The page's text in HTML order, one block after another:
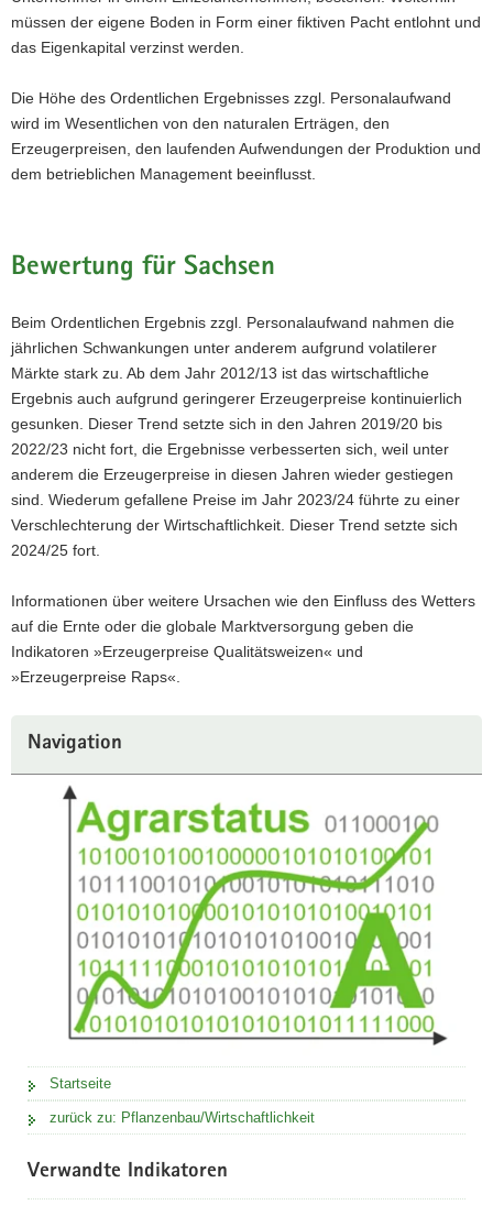
müssen der eigene Boden in Form einer fiktiven Pacht entlohnt und
das Eigenkapital verzinst werden.
Die Höhe des Ordentlichen Ergebnisses zzgl. Personalaufwand
wird im Wesentlichen von den naturalen Erträgen, den
Erzeugerpreisen, den laufenden Aufwendungen der Produktion und
dem betrieblichen Management beeinflusst.
Bewertung für Sachsen
Beim Ordentlichen Ergebnis zzgl. Personalaufwand nahmen die
jährlichen Schwankungen unter anderem aufgrund volatilerer
Märkte stark zu. Ab dem Jahr 2012/13 ist das wirtschaftliche
Ergebnis auch aufgrund geringerer Erzeugerpreise kontinuierlich
gesunken. Dieser Trend setzte sich in den Jahren 2019/20 bis
2022/23 nicht fort, die Ergebnisse verbesserten sich, weil unter
anderem die Erzeugerpreise in diesen Jahren wieder gestiegen
sind. Wiederum gefallene Preise im Jahr 2023/24 führte zu einer
Verschlechterung der Wirtschaftlichkeit. Dieser Trend setzte sich
2024/25 fort.
Informationen über weitere Ursachen wie den Einfluss des Wetters
auf die Ernte oder die globale Marktversorgung geben die
Indikatoren »Erzeugerpreise Qualitätsweizen« und
»Erzeugerpreise Raps«.
Navigation
Startseite
zurück zu: Pflanzenbau/Wirtschaftlichkeit
Verwandte Indikatoren